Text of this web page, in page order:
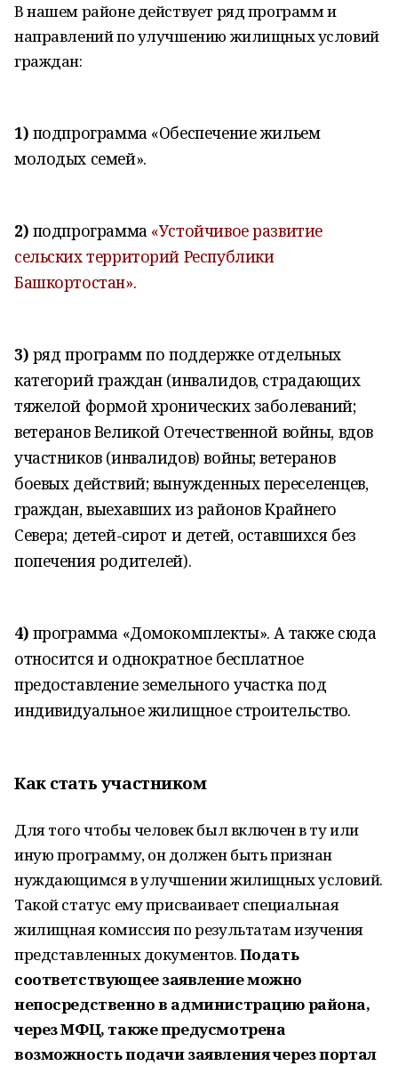
В нашем районе действует ряд программ и
направлений по улучшению жилищных условий
граждан:
1) подпрограмма «Обеспечение жильем
молодых семей».
2) подпрограмма «Устойчивое развитие
сельских территорий Республики
Башкортостан».
3) ряд программ по поддержке отдельных
категорий граждан (инвалидов, страдающих
тяжелой формой хронических заболеваний;
ветеранов Великой Отечественной войны, вдов
участников (инвалидов) войны; ветеранов
боевых действий; вынужденных переселенцев,
граждан, выехавших из районов Крайнего
Севера; детей-сирот и детей, оставшихся без
попечения родителей).
4) программа «Домокомплекты». А также сюда
относится и однократное бесплатное
предоставление земельного участка под
индивидуальное жилищное строительство.
Как стать участником
Для того чтобы человек был включен в ту или
иную программу, он должен быть признан
нуждающимся в улучшении жилищных условий.
Такой статус ему присваивает специальная
жилищная комиссия по результатам изучения
представленных документов.Подать
соответствующее заявление можно
непосредственно в администрацию района,
через МФЦ, также предусмотрена
возможность подачи заявления через портал